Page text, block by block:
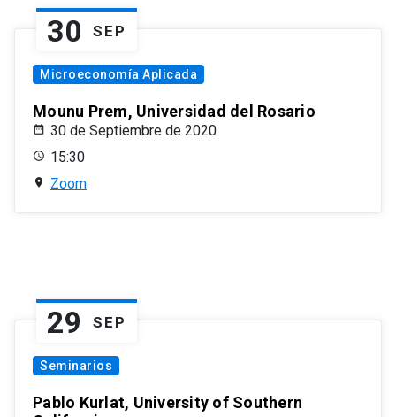
30 SEP
Microeconomía Aplicada
Mounu Prem, Universidad del Rosario
30 de Septiembre de 2020
15:30
Zoom
29 SEP
Seminarios
Pablo Kurlat, University of Southern